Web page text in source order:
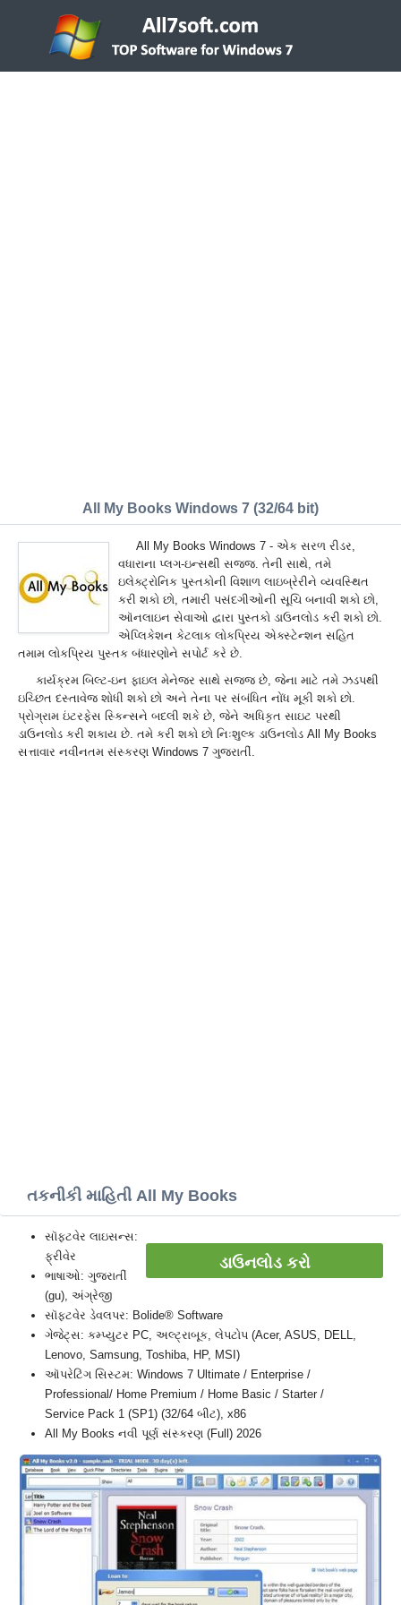
All My Books Windows 7 (32/64 bit)
All My Books Windows 7 - એક સરળ રીડર,
વધારાના પ્લગ-ઇન્સથી સજ્જ. તેની સાથે, તમે
ઇલેક્ટ્રોનિક પુસ્તકોની વિશાળ લાઇબ્રેરીને વ્યવસ્થિત
કરી શકો છો, તમારી પસંદગીઓની સૂચિ બનાવી શકો છો,
ઑનલાઇન સેવાઓ દ્વારા પુસ્તકો ડાઉનલોડ કરી શકો છો.
એપ્લિકેશન કેટલાક લોકપ્રિય એક્સ્ટેન્શન સહિત
તમામ લોકપ્રિય પુસ્તક બંધારણોને સપોર્ટ કરે છે.
કાર્યક્રમ બિલ્ટ-ઇન ફાઇલ મેનેજર સાથે સજ્જ છે, જેના માટે તમે ઝડપથી
ઇચ્છિત દસ્તાવેજ શોધી શકો છો અને તેના પર સંબંધિત નોંધ મૂકી શકો છો.
પ્રોગ્રામ ઇંટરફેસ સ્કિન્સને બદલી શકે છે, જેને અધિકૃત સાઇટ પરથી
ડાઉનલોડ કરી શકાય છે. તમે કરી શકો છો નિઃશુલ્ક ડાઉનલોડ All My Books
સત્તાવાર નવીનતમ સંસ્કરણ Windows 7 ગુજરાતીં.
તકનીકી માહિતી All My Books
ડાઉનલોડ કરો
સૉફ્ટવેર લાઇસન્સ:
ફ્રીવેર
ભાષાઓ: ગુજરાતીં
(gu), અંગ્રેજી
સૉફ્ટવેર ડેવલપર: Bolide® Software
ગેજેટ્સ: કમ્પ્યુટર PC, અલ્ટ્રાબૂક, લેપટોપ (Acer, ASUS, DELL,
Lenovo, Samsung, Toshiba, HP, MSI)
ઑપરેટિંગ સિસ્ટમ: Windows 7 Ultimate / Enterprise /
Professional/ Home Premium / Home Basic / Starter /
Service Pack 1 (SP1) (32/64 બીટ), x86
All My Books નવી પૂર્ણ સંસ્કરણ (Full) 2026